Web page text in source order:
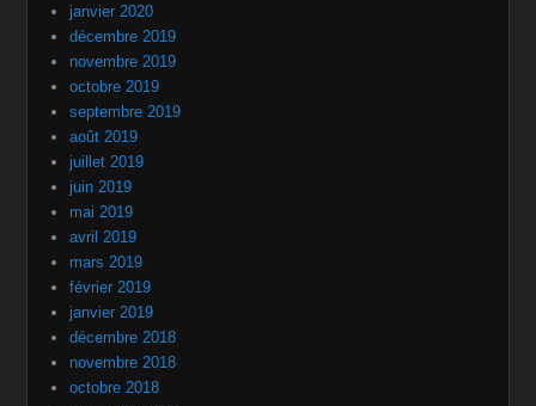
janvier 2020
décembre 2019
novembre 2019
octobre 2019
septembre 2019
août 2019
juillet 2019
juin 2019
mai 2019
avril 2019
mars 2019
février 2019
janvier 2019
décembre 2018
novembre 2018
octobre 2018